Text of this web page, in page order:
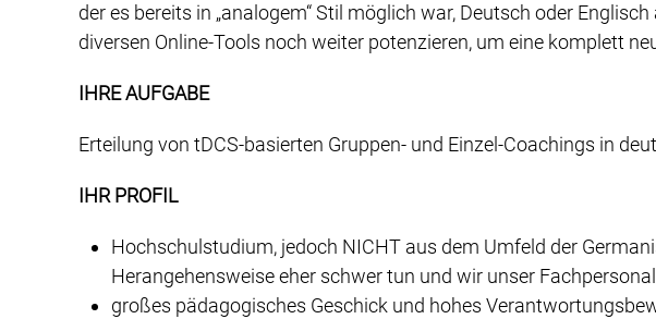
der es bereits in „analogem“ Stil möglich war, Deutsch oder
diversen Online-Tools noch weiter potenzieren, um eine komplett
IHRE AUFGABE
Erteilung von tDCS-basierten Gruppen- und Einzel-Coachings in
IHR PROFIL
Hochschulstudium, jedoch NICHT aus dem Umfeld der
Herangehensweise eher schwer tun und wir unser
großes pädagogisches Geschick und hohes